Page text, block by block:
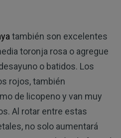
también son excelentes
toronja rosa o agregue
o batidos. Los
rojos, también
de licopeno y van muy
Al rotar entre estas
no solo aumentará